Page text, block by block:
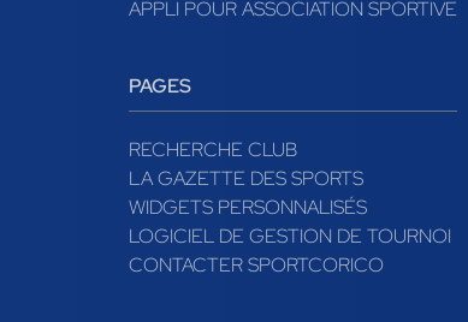
APPLI POUR ASSOCIATION SPORTIVE
PAGES
RECHERCHE CLUB
LA GAZETTE DES SPORTS
WIDGETS PERSONNALISÉS
LOGICIEL DE GESTION DE TOURNOI
CONTACTER SPORTCORICO